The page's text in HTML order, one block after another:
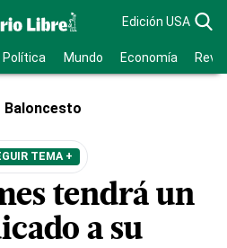
Edición USA
Política Mundo Economía
Baloncesto
TEMA +
tendrá un
a su